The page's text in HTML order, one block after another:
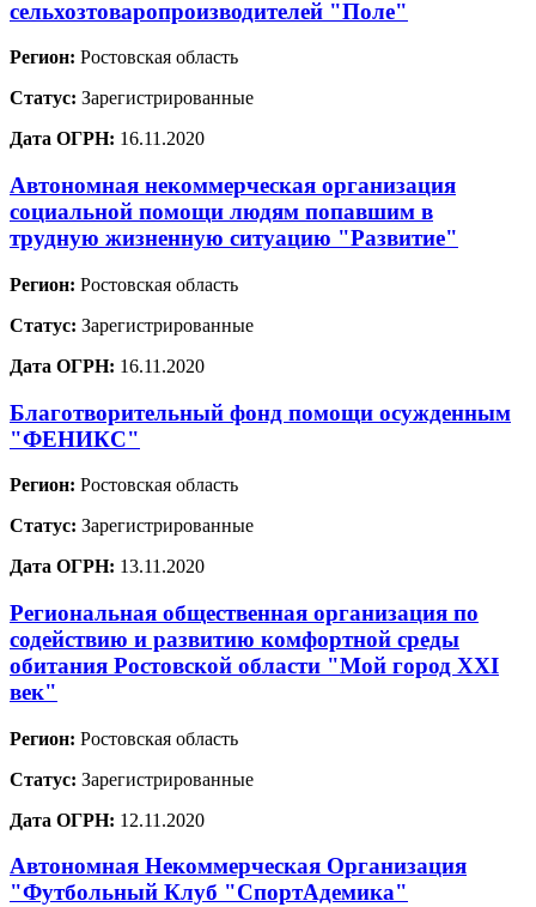
сельхозтоваропроизводителей "Поле"
Регион: Ростовская область
Статус: Зарегистрированные
Дата ОГРН: 16.11.2020
Автономная некоммерческая организация
социальной помощи людям попавшим в
трудную жизненную ситуацию "Развитие"
Регион: Ростовская область
Статус: Зарегистрированные
Дата ОГРН: 16.11.2020
Благотворительный фонд помощи осужденным
"ФЕНИКС"
Регион: Ростовская область
Статус: Зарегистрированные
Дата ОГРН: 13.11.2020
Региональная общественная организация по
содействию и развитию комфортной среды
обитания Ростовской области "Мой город XXI
век"
Регион: Ростовская область
Статус: Зарегистрированные
Дата ОГРН: 12.11.2020
Автономная Некоммерческая Организация
"Футбольный Клуб "СпортАдемика"